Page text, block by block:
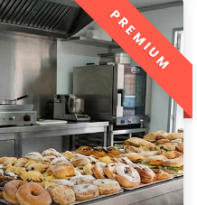
PREMIUM